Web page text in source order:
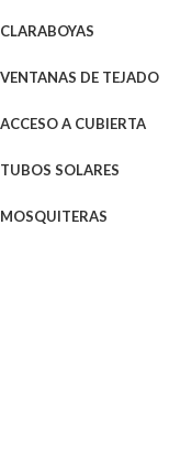
CLARABOYAS
VENTANAS DE TEJADO
ACCESO A CUBIERTA
TUBOS SOLARES
MOSQUITERAS